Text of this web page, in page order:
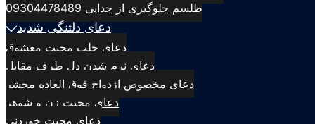
طلسم جلوگیری از جدایی 09304478489
دعای دلتنگی شدید
دعای جلب محبت معشوق
دعای نرم شدن دل طرف مقابل
دعای مخصوص ازدواج فوق العاده محشر
دعای محبت زن و شوهر
دعای محبت خوردنی